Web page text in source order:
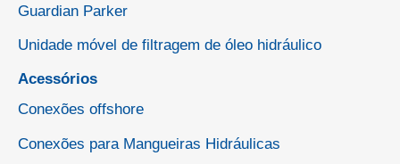
Guardian Parker
Unidade móvel de filtragem de óleo hidráulico
Acessórios
Conexões offshore
Conexões para Mangueiras Hidráulicas